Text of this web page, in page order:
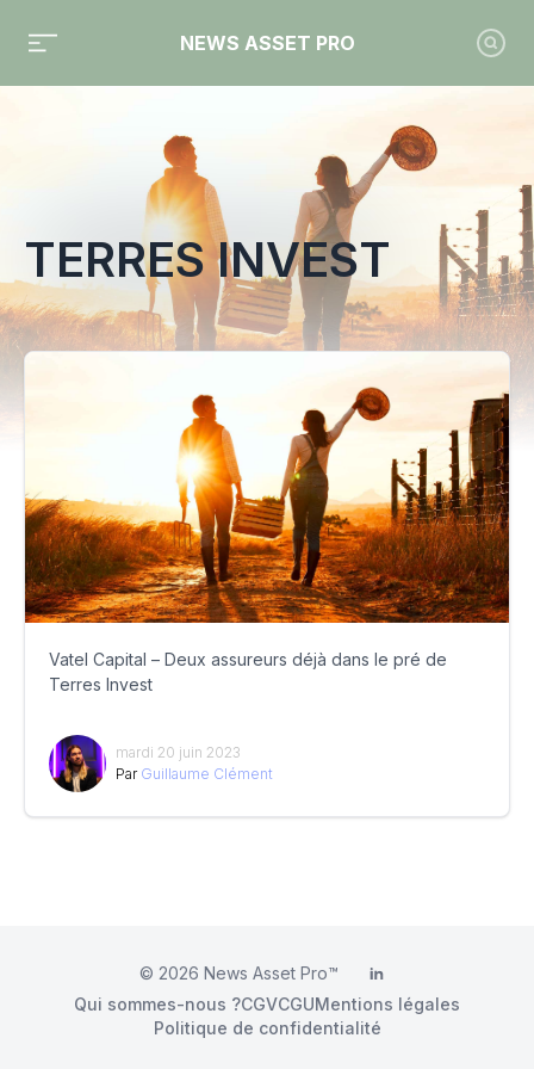
NEWS ASSET PRO
Toute l'actualité sur le tag "Terres Invest"
TERRES INVEST
Vatel Capital – Deux assureurs déjà dans le pré de
Terres Invest
mardi 20 juin 2023
Par Guillaume Clément
© 2026 News Asset Pro™ LinkedIn
Qui sommes-nous ?CGVCGUMentions légales
Politique de confidentialité